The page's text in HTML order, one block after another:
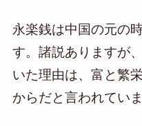
永楽銭は中国の元の
す。諸説ありますが
いた理由は、富と繁
からだと言われていま